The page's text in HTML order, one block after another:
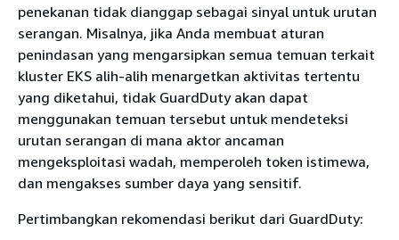
penekanan tidak dianggap sebagai sinyal untuk urutan
serangan. Misalnya, jika Anda membuat aturan
penindasan yang mengarsipkan semua temuan terkait
kluster EKS alih-alih menargetkan aktivitas tertentu
yang diketahui, tidak GuardDuty akan dapat
menggunakan temuan tersebut untuk mendeteksi
urutan serangan di mana aktor ancaman
mengeksploitasi wadah, memperoleh token istimewa,
dan mengakses sumber daya yang sensitif.
Pertimbangkan rekomendasi berikut dari GuardDuty: